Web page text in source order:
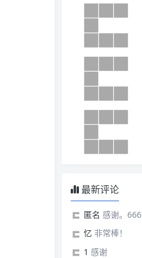
最新评论
匿名 感谢。666
忆 非常棒！
1 感谢